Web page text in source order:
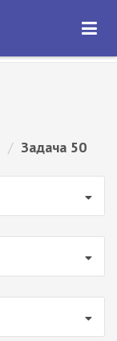
ОТКРЫТЬ
/ Задача 50